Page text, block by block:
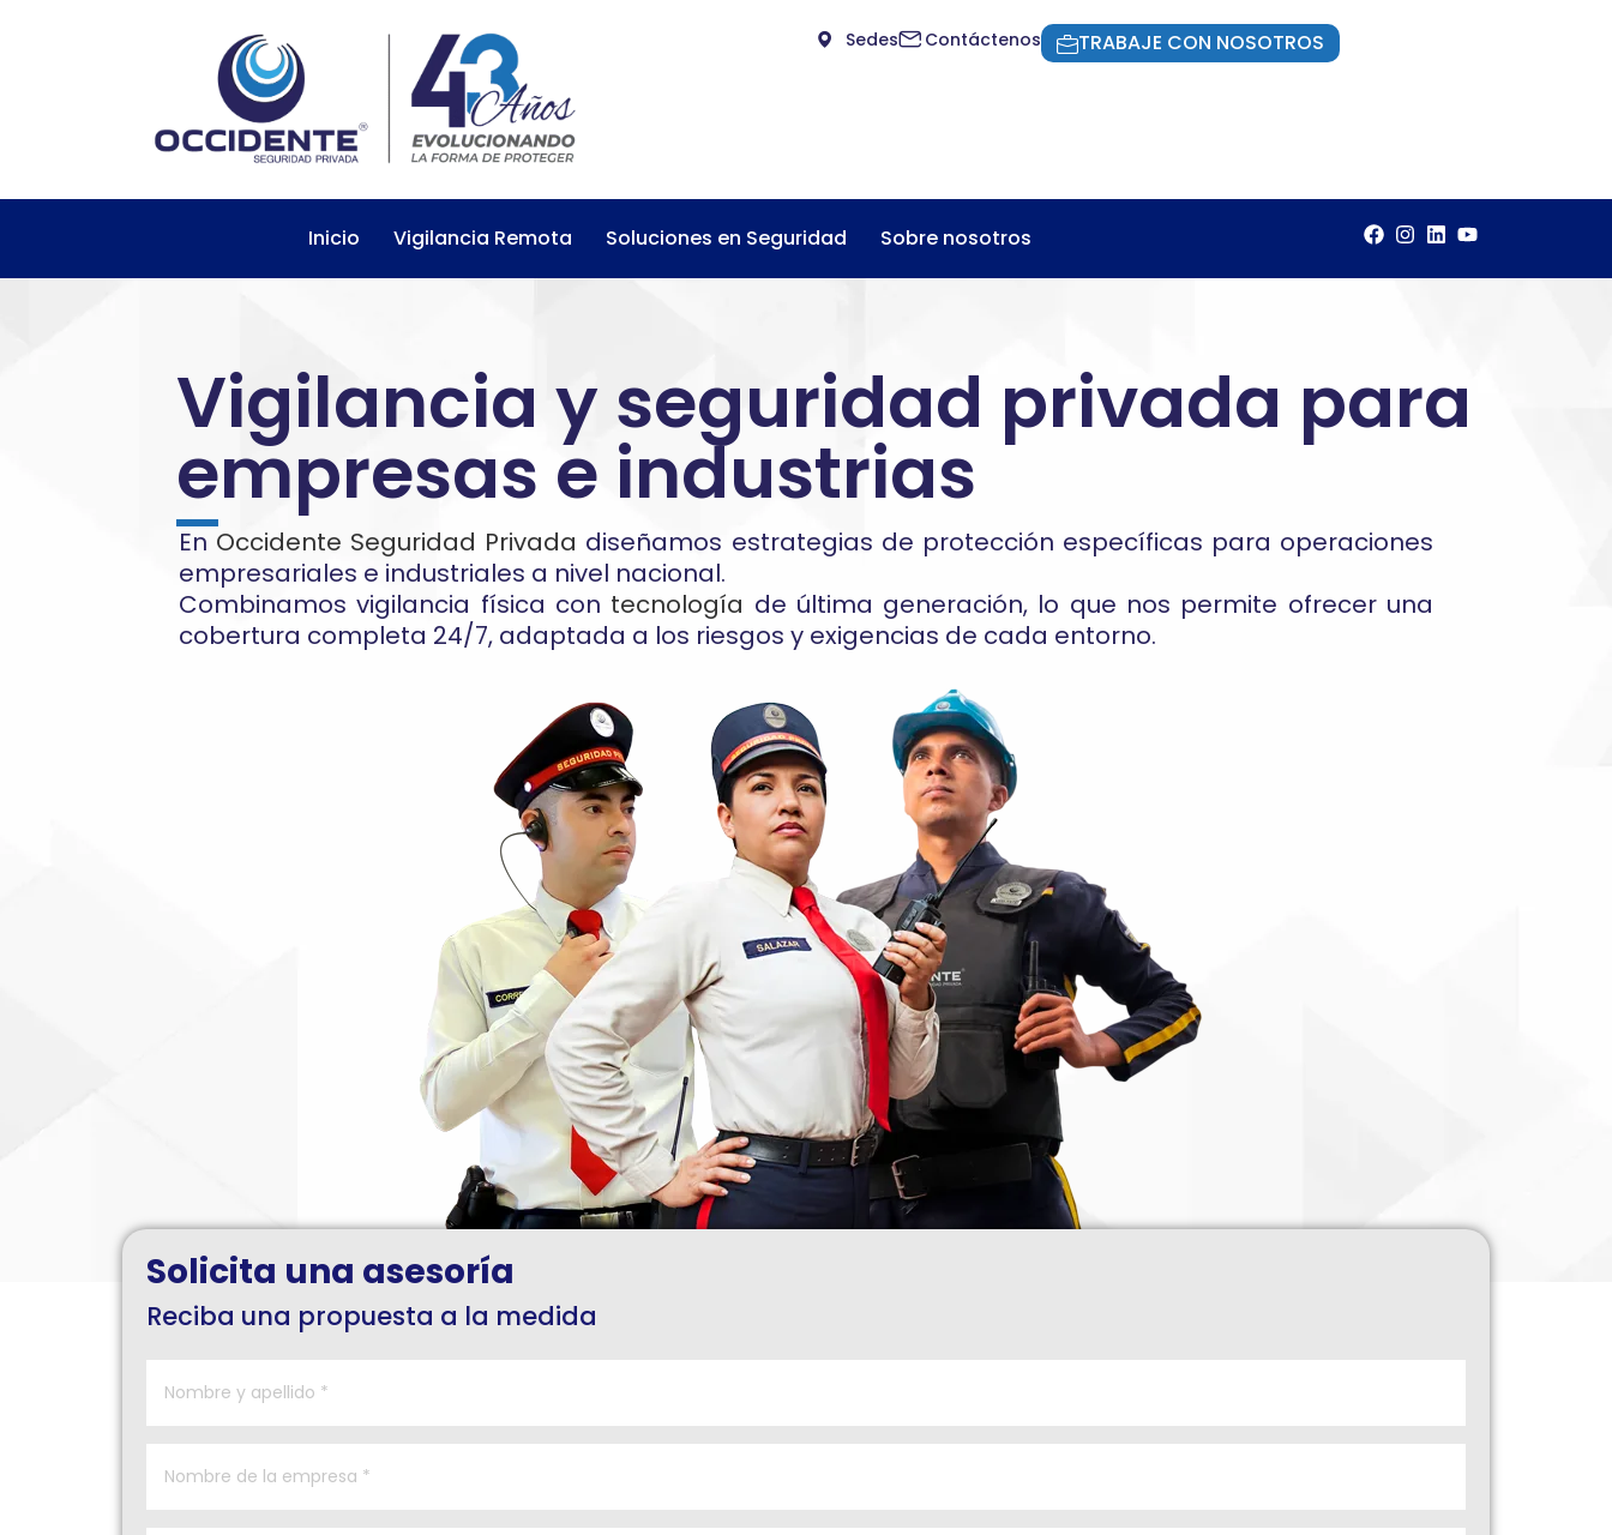
Sedes Contáctenos TRABAJE CON NOSOTROS
Inicio Vigilancia Remota Soluciones en Seguridad Sobre nosotros
Vigilancia y seguridad privada para
empresas e industrias
En Occidente Seguridad Privada diseñamos estrategias de protección específicas para operaciones
empresariales e industriales a nivel nacional.
Combinamos vigilancia física con tecnología de última generación, lo que nos permite ofrecer una
cobertura completa 24/7, adaptada a los riesgos y exigencias de cada entorno.
Solicita una asesoría
Reciba una propuesta a la medida